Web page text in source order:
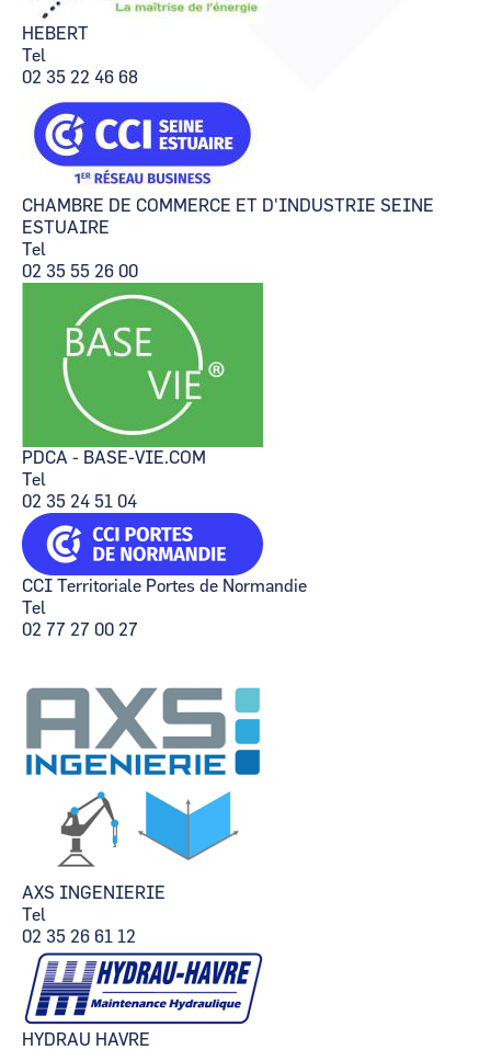
CCI Business
Pays de la Loire
CCI Business
Pays de la Loire
HEBERT
Tel
02 35 22 46 68
CHAMBRE DE COMMERCE ET D'INDUSTRIE SEINE
ESTUAIRE
Tel
02 35 55 26 00
PDCA - BASE-VIE.COM
Tel
02 35 24 51 04
CCI Territoriale Portes de Normandie
Tel
02 77 27 00 27
AXS INGENIERIE
Tel
02 35 26 61 12
HYDRAU HAVRE